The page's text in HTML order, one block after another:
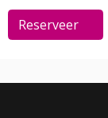
Reserveer